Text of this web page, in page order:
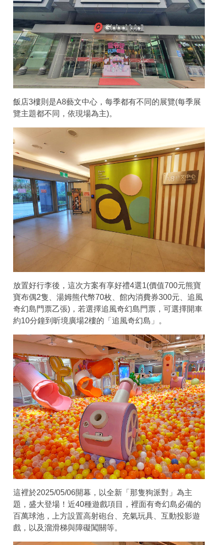
飯店3樓則是A8藝文中心，每季都有不同的展覽(每季展
覽主題都不同，依現場為主)。
放置好行李後，這次方案有享好禮4選1(價值700元熊寶
寶布偶2隻、湯姆熊代幣70枚、館內消費券300元、追風
奇幻島門票乙張)，若選擇追風奇幻島門票，可選擇開車
約10分鐘到昕境廣場2樓的「追風奇幻島」。
這裡於2025/05/06開幕，以全新「那隻狗派對」為主
題，盛大登場！近40種遊戲項目，裡面有奇幻島必備的
百萬球池，上方設置高射砲台、充氣玩具、互動投影遊
戲，以及溜滑梯與障礙闖關等。